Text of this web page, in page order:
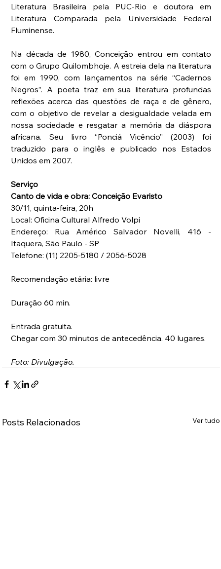
Literatura Brasileira pela PUC-Rio e doutora em
Literatura Comparada pela Universidade Federal
Fluminense.
Na década de 1980, Conceição entrou em contato
com o Grupo Quilombhoje. A estreia dela na literatura
foi em 1990, com lançamentos na série “Cadernos
Negros”. A poeta traz em sua literatura profundas
reflexões acerca das questões de raça e de gênero,
com o objetivo de revelar a desigualdade velada em
nossa sociedade e resgatar a memória da diáspora
africana. Seu livro “Ponciá Vicêncio” (2003) foi
traduzido para o inglês e publicado nos Estados
Unidos em 2007.
Serviço
Canto de vida e obra: Conceição Evaristo
30/11, quinta-feira, 20h
Local: Oficina Cultural Alfredo Volpi
Endereço: Rua Américo Salvador Novelli, 416 -
Itaquera, São Paulo - SP
Telefone: (11) 2205-5180 / 2056-5028
Recomendação etária: livre
Duração 60 min.
Entrada gratuita.
Chegar com 30 minutos de antecedência. 40 lugares.
Foto: Divulgação.
Posts Relacionados Ver tudo